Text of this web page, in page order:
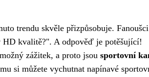
trendu skvěle přizpůsobuje. Fanoušci
HD kvalitě?". A odpověď je potěšující!
zážitek, a proto jsou sportovní
si můžete vychutnat napínavé